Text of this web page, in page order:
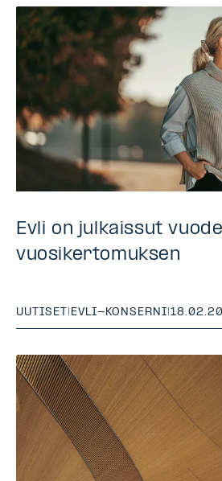
Evli on julkaissut
vuosikertomuksen
UUTISET EVLI-KONSERNI |